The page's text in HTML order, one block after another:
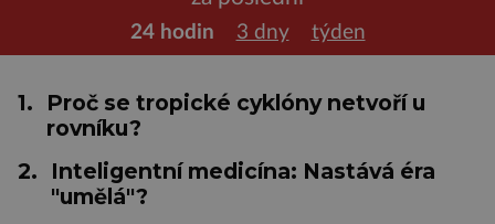
24 hodin 3 dny týden
1.
Proč se tropické cyklóny netvoří u
rovníku?
2.
Inteligentní medicína: Nastává éra
"umělá"?